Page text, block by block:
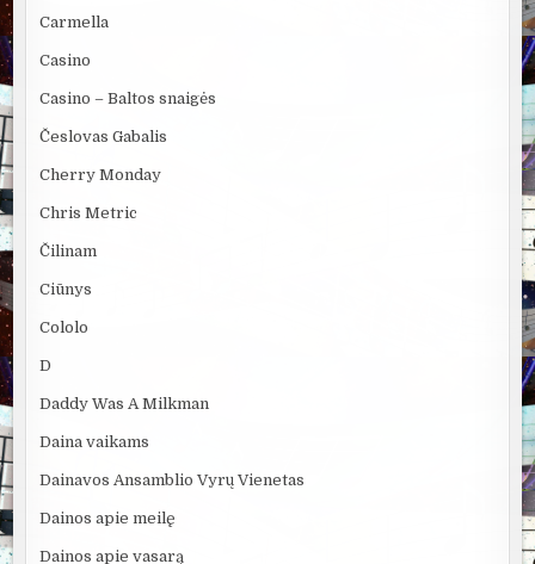
Carmella
Casino
Casino – Baltos snaigės
Česlovas Gabalis
Cherry Monday
Chris Metric
Čilinam
Ciūnys
Cololo
D
Daddy Was A Milkman
Daina vaikams
Dainavos Ansamblio Vyrų Vienetas
Dainos apie meilę
Dainos apie vasarą